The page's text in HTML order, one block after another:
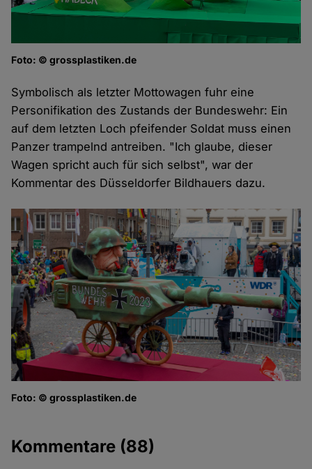
Foto: © grossplastiken.de
Symbolisch als letzter Mottowagen fuhr eine
Personifikation des Zustands der Bundeswehr: Ein
auf dem letzten Loch pfeifender Soldat muss einen
Panzer trampelnd antreiben. "Ich glaube, dieser
Wagen spricht auch für sich selbst", war der
Kommentar des Düsseldorfer Bildhauers dazu.
Foto: © grossplastiken.de
Kommentare (88)